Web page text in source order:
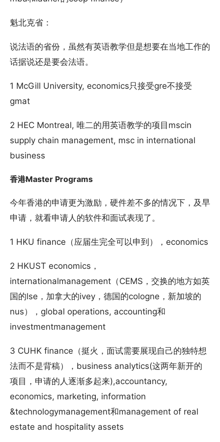
魁北克省：
说法语的省份，虽然有英语教学但是想要在当地工作的
话据说还是要会法语。
1 McGill University, economics只接受gre不接受
gmat
2 HEC Montreal, 唯二的用英语教学的项目mscin
supply chain management, msc in international
business
香港Master Programs
今年香港的申请更为激励，硬件差不多的情况下，及早
申请，就看申请人的软件和面试表现了。
1 HKU finance（应届生完全可以申到），economics
2 HKUST economics，
internationalmanagement（CEMS，交换的地方如英
国的lse，加拿大的ivey，德国的cologne，新加坡的
nus），global operations, accounting和
investmentmanagement
3 CUHK finance（挺火，面试需要展现自己的独特想
法而不是背稿），business analytics(这两年新开的
项目，申请的人逐渐多起来),accountancy,
economics, marketing, information
&technologymanagement和management of real
estate and hospitality assets